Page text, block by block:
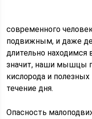
современного
подвижным, и даже
длительно находимся
значит, наши мышцы
кислорода и
течение дня.
Опасность